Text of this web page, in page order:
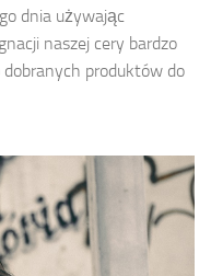
dnia używając
naszej cery bardzo
produktów do